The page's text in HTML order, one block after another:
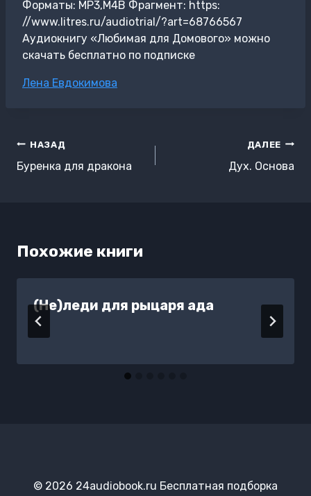
Форматы: MP3,M4B Фрагмент: https:
//www.litres.ru/audiotrial/?art=68766567
Аудиокнигу «Любимая для Домового» можно
скачать бесплатно по подписке
Метки
Лена Евдокимова
Навигация
по
НАЗАД
Буренка для дракона
ДАЛЕЕ
Дух. Основа
Похожие книги
(Не)леди для рыцаря ада
© 2026 24audiobook.ru Бесплатная подборка